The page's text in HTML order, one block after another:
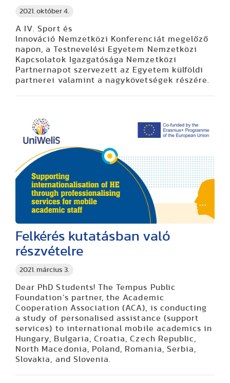
2021. október 4.
A IV. Sport és
Innováció Nemzetközi Konferenciát megelőző
napon, a Testnevelési Egyetem Nemzetközi
Kapcsolatok Igazgatósága Nemzetközi
Partnernapot szervezett az Egyetem külföldi
partnerei valamint a nagykövetségek részére.
2021. március 3.
Felkérés kutatásban való
részvételre
Dear PhD Students! The Tempus Public
Foundation’s partner, the Academic
Cooperation Association (ACA), is conducting
a study of personalised assistance (support
services) to international mobile academics in
Hungary, Bulgaria, Croatia, Czech Republic,
North Macedonia, Poland, Romania, Serbia,
Slovakia, and Slovenia.